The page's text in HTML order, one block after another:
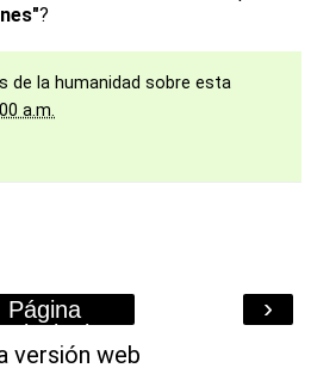
?
de la humanidad sobre esta
a.m.
›
Página
Principal
versión web